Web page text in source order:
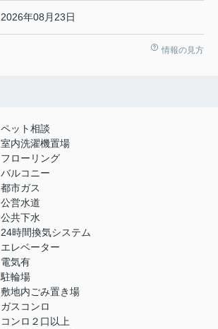
2026年08月23日
情報の見方
ペット相談
室内洗濯機置場
フローリング
バルコニー
都市ガス
公営水道
公共下水
24時間換気システム
エレベーター
電気有
駐輪場
敷地内ごみ置き場
ガスコンロ
コンロ２口以上